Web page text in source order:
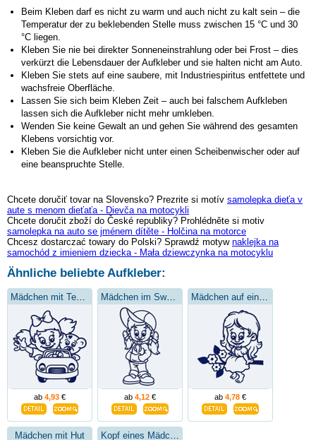
Beim Kleben darf es nicht zu warm und auch nicht zu kalt sein – die
Temperatur der zu beklebenden Stelle muss zwischen 15 °C und 30
°C liegen.
Kleben Sie nie bei direkter Sonneneinstrahlung oder bei Frost – dies
verkürzt die Lebensdauer der Aufkleber und sie halten nicht am Auto.
Kleben Sie stets auf eine saubere, mit Industriespiritus entfettete und
wachsfreie Oberfläche.
Lassen Sie sich beim Kleben Zeit – auch bei falschem Aufkleben
lassen sich die Aufkleber nicht mehr umkleben.
Wenden Sie keine Gewalt an und gehen Sie während des gesamten
Klebens vorsichtig vor.
Kleben Sie die Aufkleber nicht unter einen Scheibenwischer oder auf
eine beanspruchte Stelle.
Chcete doručiť tovar na Slovensko? Prezrite si motív samolepka dieťa v
aute s menom dieťaťa - Dievča na motocykli
Chcete doručit zboží do České republiky? Prohlédněte si motiv
samolepka na auto se jménem dítěte - Holčina na motorce
Chcesz dostarczać towary do Polski? Sprawdź motyw naklejka na
samochód z imieniem dziecka - Mała dziewczynka na motocyklu
Ähnliche beliebte Aufkleber:
ab 4,93 €
Mädchen im Sweatshirt
ab 4,12 € ab 4,78 €
Mädchen mit Hut